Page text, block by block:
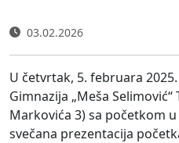
03.02.2026
U četvrtak, 5. februara
Gimnazija „Meša
Markovića 3) sa početkom
svečana prezentacija